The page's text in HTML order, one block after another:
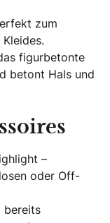
zum
figurbetonte
betont Hals und
–
oder Off-
bereits